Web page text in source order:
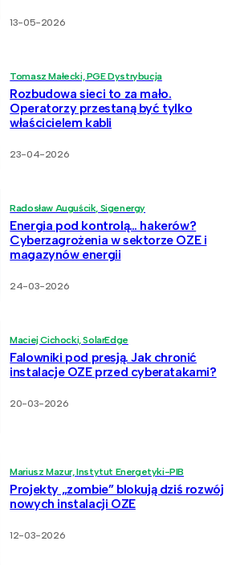
13-05-2026
Tomasz Małecki, PGE Dystrybucja
Rozbudowa sieci to za mało.
Operatorzy przestaną być tylko
właścicielem kabli
23-04-2026
Radosław Auguścik, Sigenergy
Energia pod kontrolą… hakerów?
Cyberzagrożenia w sektorze OZE i
magazynów energii
24-03-2026
Maciej Cichocki, SolarEdge
Falowniki pod presją. Jak chronić
instalacje OZE przed cyberatakami?
20-03-2026
Mariusz Mazur, Instytut Energetyki-PIB
Projekty „zombie” blokują dziś rozwój
nowych instalacji OZE
12-03-2026